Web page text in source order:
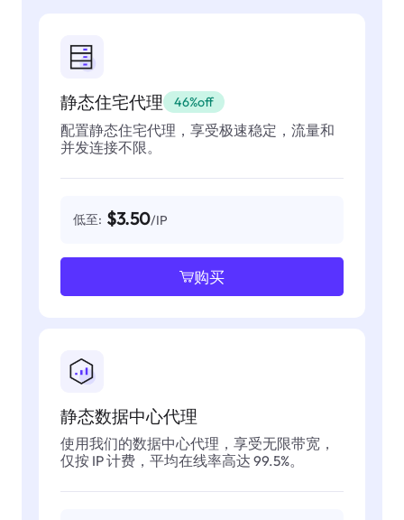
静态住宅代理 46%off
配置静态住宅代理，享受极速稳定，流量和
并发连接不限。
低至: $3.50/IP
购买
静态数据中心代理
使用我们的数据中心代理，享受无限带宽，
仅按 IP 计费，平均在线率高达 99.5%。